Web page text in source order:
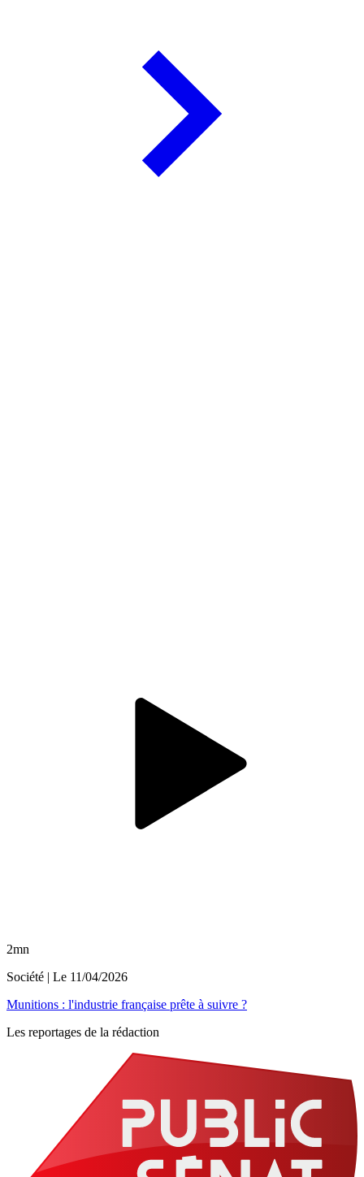
2mn
Société | Le 11/04/2026
Munitions : l'industrie française prête à suivre ?
Les reportages de la rédaction